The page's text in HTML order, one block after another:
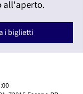
all'aperto.
i biglietti